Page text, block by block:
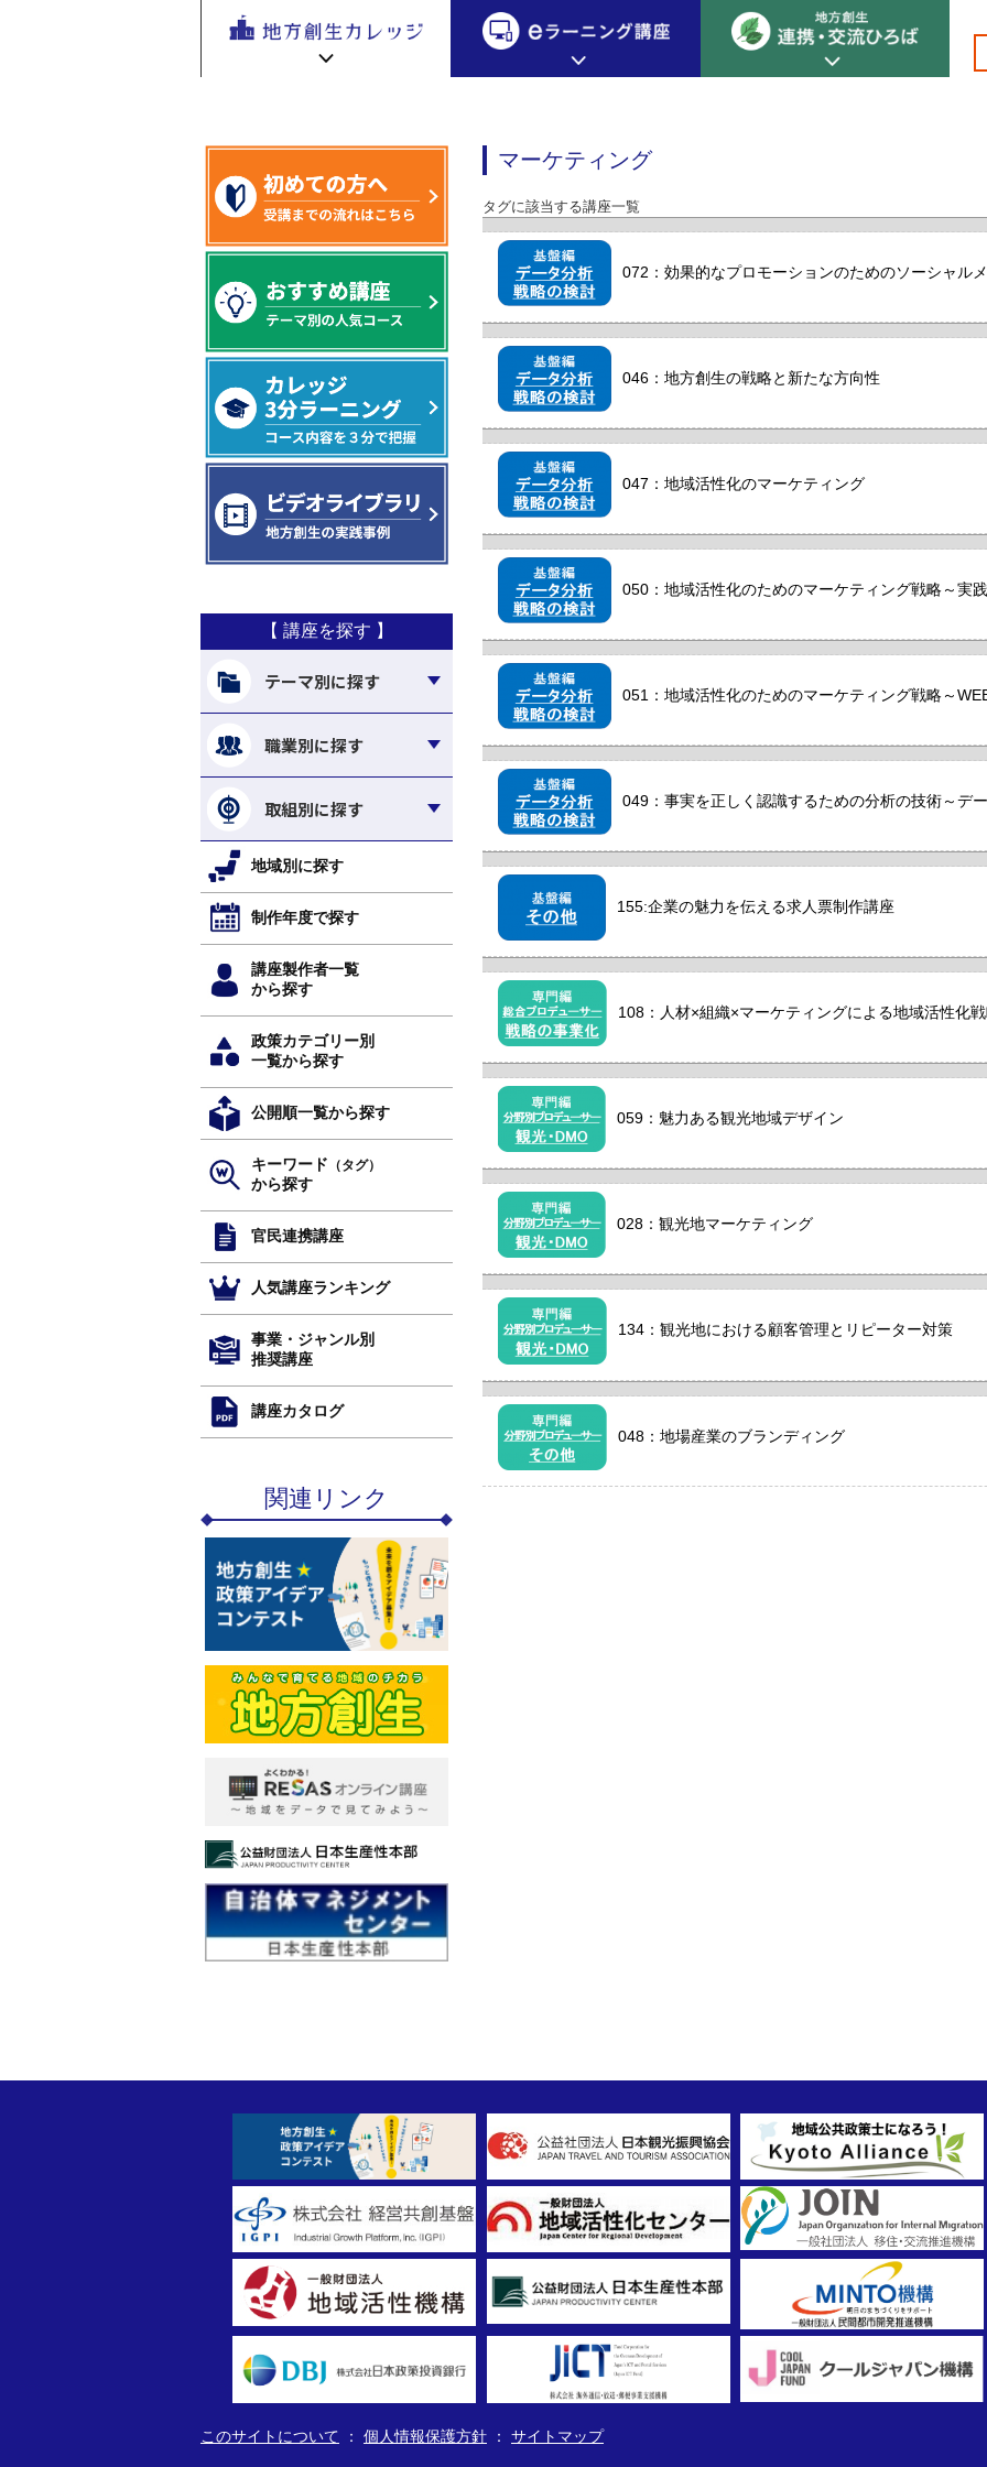
地方創生カレッジ
地方創生カレッジ HOME
新着情報 地方創生カレッジについて
地方創生カレッジ活用の流れ eラーニング講座 HOME
ビデオライブラリ
eラーニング講座
e
初めての方へ
eラーニング受講者の声
連
連携・交流ひろば HOME
連携・交流ひろばについて 地方創生×デジタル
全国で活躍する地方創生専門人材 地方創生の実践事例紹介
地方創生応援プロジェクト
地方創生
を無料eラ
講座が200
>>マーケティング
【 講座を探す 】
テーマ別に探す
職業別に探す
取組別に探す
地域別に探す
制作年度で探す
講座製作者一覧
から探す
政策カテゴリー別
一覧から探す
公開順一覧から探す
キーワード （タグ）
から探す
官民連携講座
人気講座ランキング
事業・ジャンル別
推奨講座
講座カタログ
関連リンク
マーケティング
タグに該当する講座一覧
072：効果的なプロモーションのためのソーシャル
046：地方創生の戦略と新たな方向性
047：地域活性化のマーケティング
050：地域活性化のためのマーケティング戦略～実
051：地域活性化のためのマーケティング戦略～
049：事実を正しく認識するための分析の技術～デ
155:企業の魅力を伝える求人票制作講座
108：人材×組織×マーケティングによる地域活性化
059：魅力ある観光地域デザイン
028：観光地マーケティング
134：観光地における顧客管理とリピーター対策
048：地場産業のブランディング
このサイトについて 個人情報保護方針 サイトマップ